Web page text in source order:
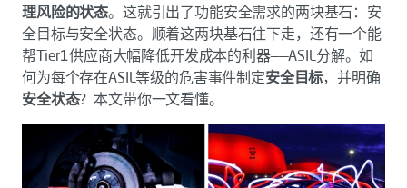
理风险的状态。这就引出了功能安全需求的两块基石：安
全目标与安全状态。顺着这两块基石往下走，还有一个能
帮Tier1供应商大幅降低开发成本的利器——ASIL分解。如
何为每个存在ASIL等级的危害事件制定安全目标，并明确
安全状态？本文带你一文看懂。